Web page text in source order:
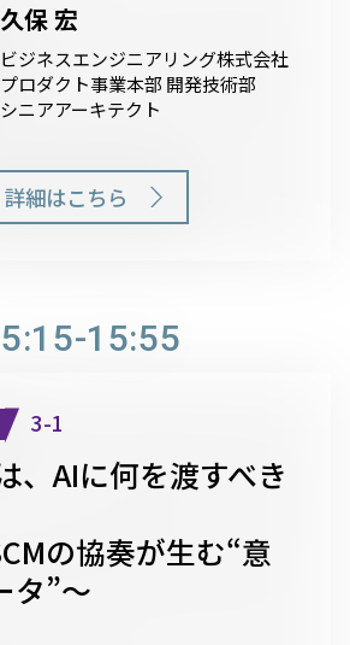
久保 宏
ビジネスエンジニアリング株式会社
プロダクト事業本部 開発技術部
シニアアーキテクト
詳細はこちら
15:55
3-1
、AIに何を渡すべき
の協奏が生む“意
タ”〜